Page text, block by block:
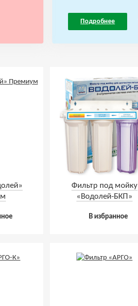
Подробнее
Фильтр под мойку
«Водолей-БКП»
В избранное